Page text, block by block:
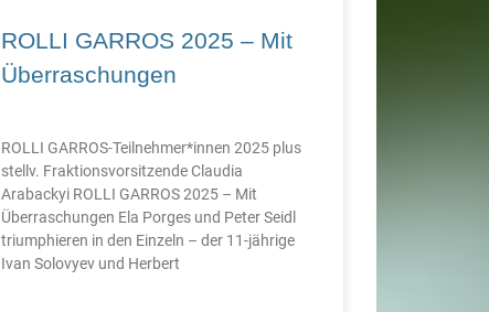
ROLLI GARROS 2025 – Mit
Überraschungen
ROLLI GARROS-Teilnehmer*innen 2025 plus
stellv. Fraktionsvorsitzende Claudia
Arabackyi ROLLI GARROS 2025 – Mit
Überraschungen Ela Porges und Peter Seidl
triumphieren in den Einzeln – der 11-jährige
Ivan Solovyev und Herbert